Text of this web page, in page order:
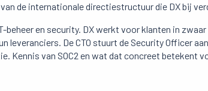
de internationale directiestructuur die DX bij
beheer en security. DX werkt voor klanten in
leveranciers. De CTO stuurt de Security Officer
Kennis van SOC2 en wat dat concreet betekent